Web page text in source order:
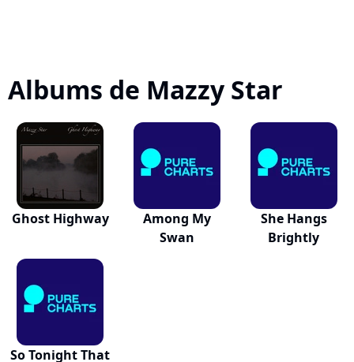
Albums de Mazzy Star
Ghost Highway
Among My
Swan
She Hangs
Brightly
So Tonight That